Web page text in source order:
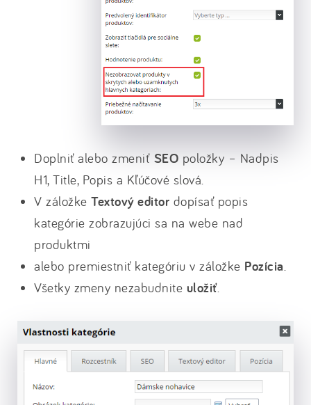
Doplniť alebo zmeniťSEO položky – Nadpis
H1, Title, Popis a Kľúčové slová.
V záložke Textový editor dopísať popis
kategórie zobrazujúci sa na webe nad
produktmi
alebo premiestniť kategóriu v záložke Pozícia
Všetky zmeny nezabudnite uložiť.